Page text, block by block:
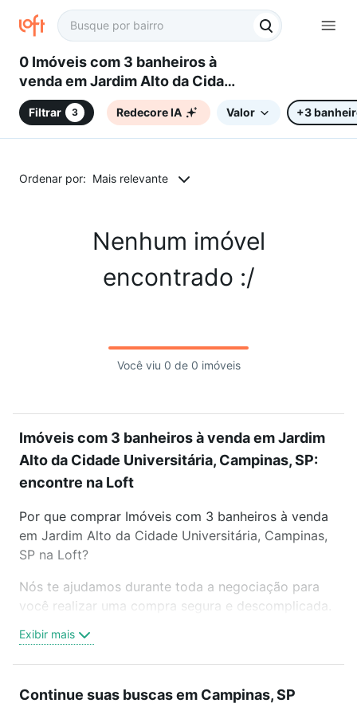
0 Imóveis com 3 banheiros à
venda em Jardim Alto da Cidade
Universitária, Campinas, SP
Filtrar 3 Redecore IA Valor +3
Ordenar por: Mais relevante
Nenhum imóvel
encontrado :/
Você viu 0 de 0 imóveis
Imóveis com 3 banheiros à venda em Jardim
Alto da Cidade Universitária, Campinas, SP:
encontre na Loft
Por que comprar Imóveis com 3 banheiros à venda
em Jardim Alto da Cidade Universitária, Campinas,
SP na Loft?
Nós te ajudamos durante toda a negociação para
você realizar uma compra segura e descomplicada.
trabalho e do metrô, aqui você vai encontrar a
oferta ideal de Imóveis com 3 banheiros à venda em
para conquistar seu sonho. Agende uma visita
Exibir mais
Continue suas buscas em Campinas, SP